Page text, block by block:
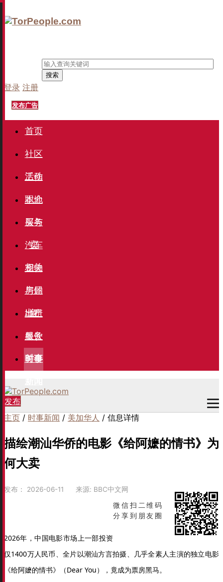
搜索
登录 注册
发布广告
首页
社区
活动
工作
职介
本地
服务
买与
卖
汽车
相关
宠物
与钓
鱼
房屋
出租
地产
服务
餐饮
美食
时事
发布
主页 / 时事新闻 / 美加华人 / 信息详情
描绘潮汕华侨的电影《给阿嬷的情书》为
何大卖
发布： 2026-06-11 来源: BBC中文网
微信扫二维码
分享到朋友圈
2026年，中国电影市场上一部投资
仅1400万人民币、全片以潮汕方言拍摄、几乎全素人主演的独立电影
《给阿嬷的情书》（Dear You），竟成为票房黑马。